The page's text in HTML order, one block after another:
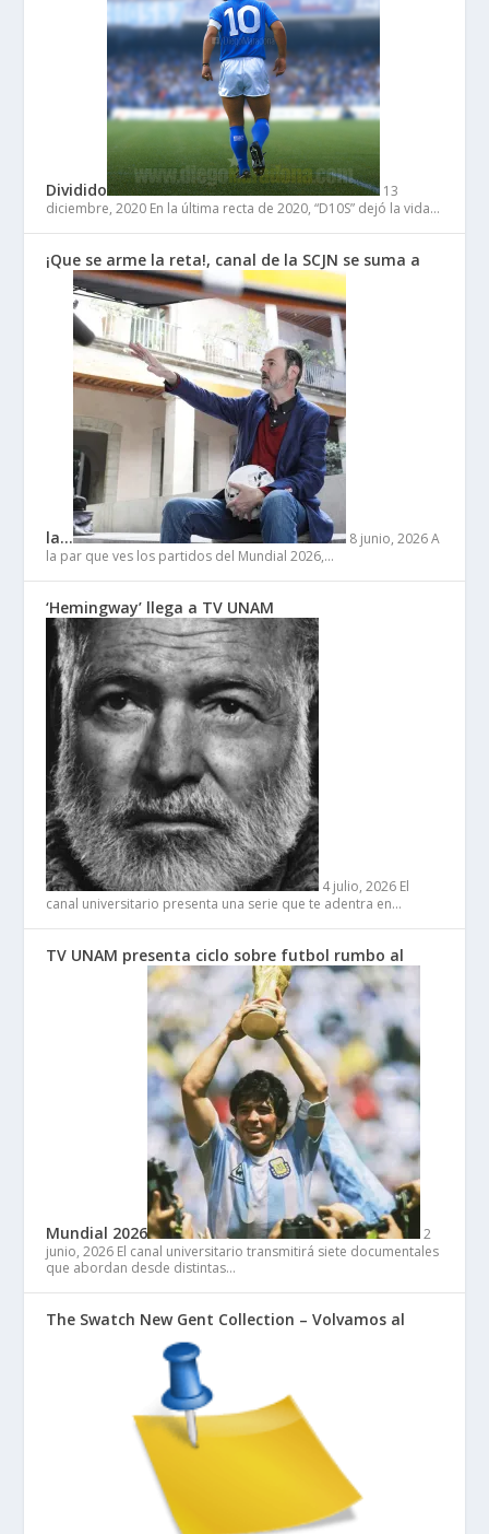
Dividido
13
diciembre, 2020 En la última recta de 2020, “D10S” dejó la vida…
¡Que se arme la reta!, canal de la SCJN se suma a
la… 8 junio, 2026 A
la par que ves los partidos del Mundial 2026,…
‘Hemingway’ llega a TV UNAM
4 julio, 2026 El
canal universitario presenta una serie que te adentra en…
TV UNAM presenta ciclo sobre futbol rumbo al
Mundial 2026
2
junio, 2026 El canal universitario transmitirá siete documentales
que abordan desde distintas…
The Swatch New Gent Collection – Volvamos al